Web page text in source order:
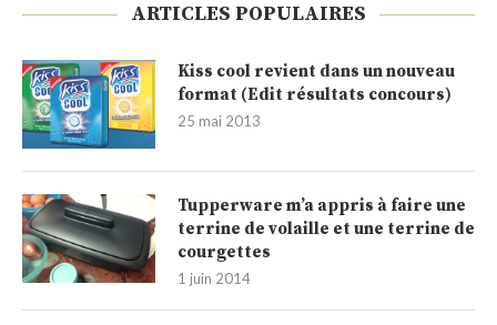
ARTICLES POPULAIRES
Kiss cool revient dans un nouveau
format (Edit résultats concours)
25 mai 2013
Tupperware m’a appris à faire une
terrine de volaille et une terrine de
courgettes
1 juin 2014